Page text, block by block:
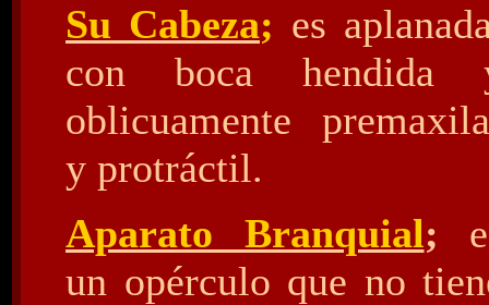
Su Cabeza; es
con boca hendida
oblicuamente
y protráctil.
Aparato Branquial;
un opérculo que no